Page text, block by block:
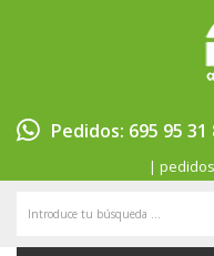
Pedidos: 695 95 31
|